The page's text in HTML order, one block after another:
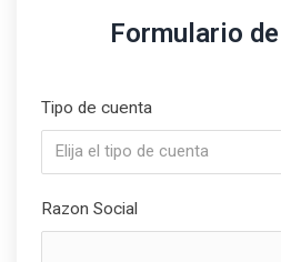
Formulario
Tipo de cuenta
Elija el tipo de cuenta
Razon Social